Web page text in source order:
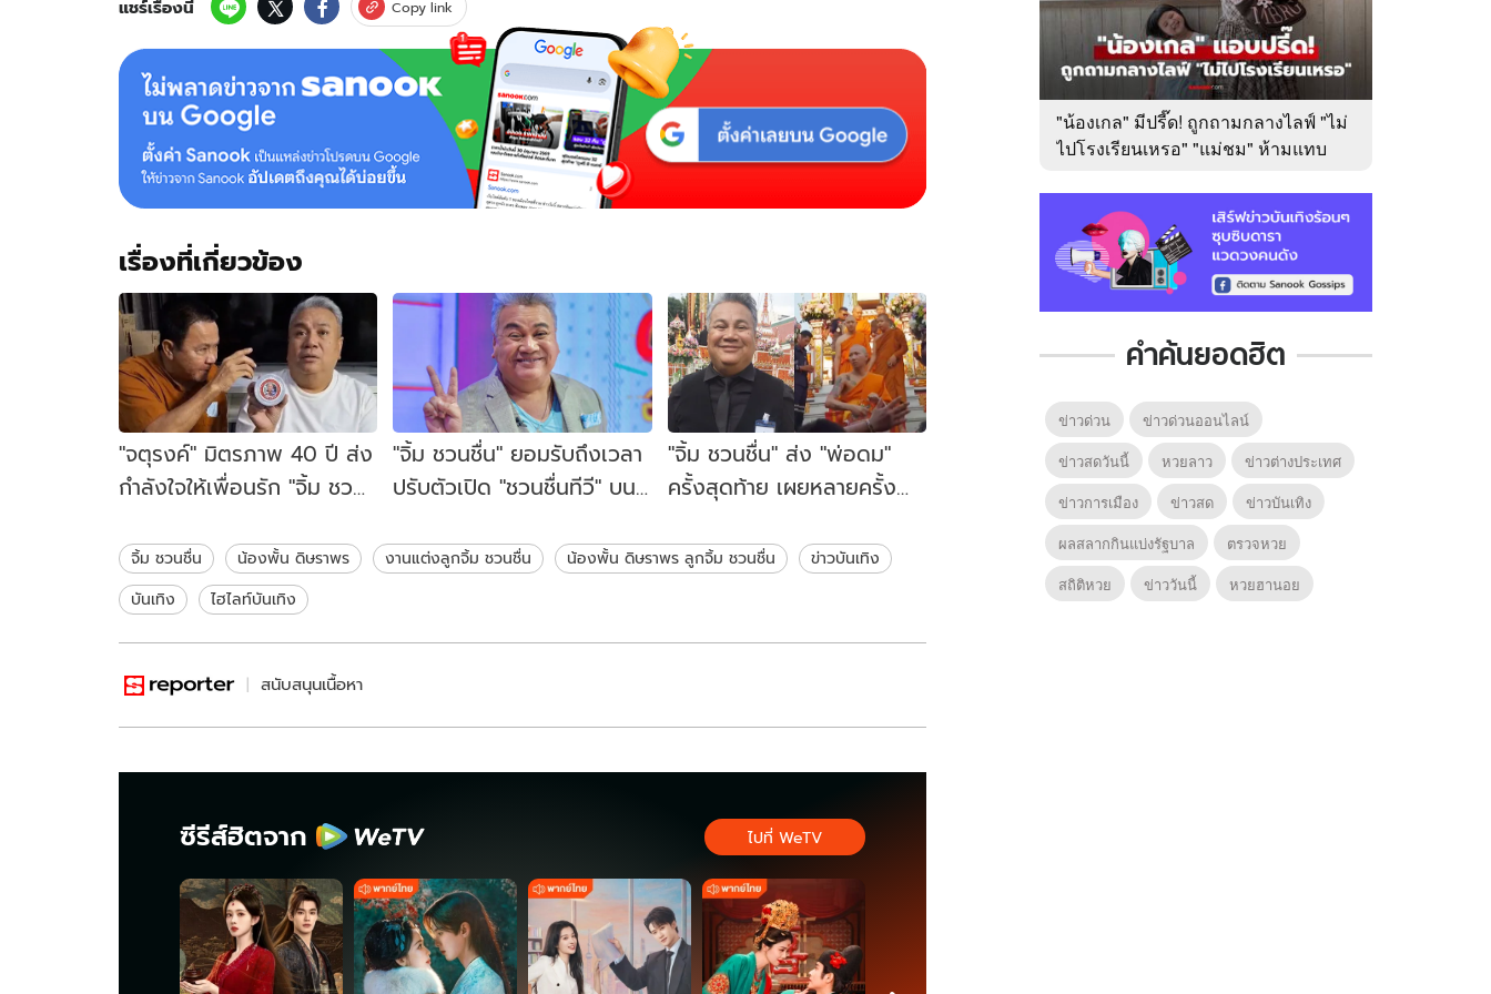
จิ้ม
ชื่น
แชร์เรื่องนี้ Copy link
เรื่องที่เกี่ยวข้อง
"จตุรงค์" มิตรภาพ 40 ปี ส่ง
กำลังใจให้เพื่อนรัก "จิ้ม ชวน
"จิ้ม ชวนชื่น" ยอมรับถึงเวลา
ปรับตัวเปิด "ชวนชื่นทีวี" บนยู
"จิ้ม ชวนชื่น" ส่ง "พ่อดม"
ครั้งสุดท้าย เผยหลายครั้ง
เศร้าไปด้วย
จิ้ม ชวนชื่น น้องพั้น ดิษราพร งานแต่งลูกจิ้ม ชวนชื่น น้องพั้น ดิษราพร ลูกจิ้ม ชวนชื่น
ข่าวบันเทิง
บันเทิง
ไฮไลท์บันเทิง
สนับสนุนเนื้อหา
ซีรีส์ฮิตจาก ไปที่ WeTV
"น้องเกล" มีปรี๊ด! ถูกถามกลางไลฟ์ "ไม่
ไปโรงเรียนเหรอ" "แม่ชม" ห้ามแทบ
คำค้นยอดฮิต
ข่าวด่วน
ข่าวด่วนออนไลน์
ข่าวสดวันนี้
หวยลาว
ข่าวต่างประเทศ
ข่าวการเมือง
ข่าวสด
ข่าวบันเทิง
ผลสลากกินแบ่งรัฐบาล
ตรวจหวย
สถิติหวย
ข่าววันนี้ หวยฮานอย